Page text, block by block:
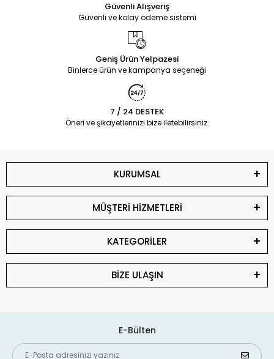
Güvenli Alışveriş
Güvenli ve kolay ödeme sistemi
Geniş Ürün Yelpazesi
Binlerce ürün ve kampanya seçeneği
7 / 24 DESTEK
Öneri ve şikayetlerinizi bize iletebilirsiniz.
KURUMSAL
MÜŞTERİ HİZMETLERİ
KATEGORİLER
BİZE ULAŞIN
E-Bülten